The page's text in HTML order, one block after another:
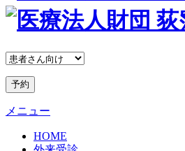
予約
メニュー
HOME